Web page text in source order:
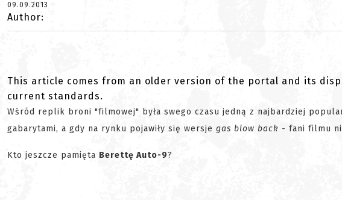
09.09.2013
Author:
This article comes from an older version of the portal and its
current standards.
Wśród replik broni "filmowej" była swego czasu jedną z najbardziej
gabarytami, a gdy na rynku pojawiły się wersje gas blow back - fani filmu
Kto jeszcze pamięta Berettę Auto-9?